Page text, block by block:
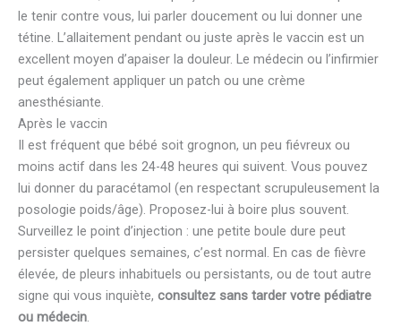
le tenir contre vous, lui parler doucement ou lui donner une
tétine. L’allaitement pendant ou juste après le vaccin est un
excellent moyen d’apaiser la douleur. Le médecin ou l’infirmier
peut également appliquer un patch ou une crème
anesthésiante.
Après le vaccin
Il est fréquent que bébé soit grognon, un peu fiévreux ou
moins actif dans les 24-48 heures qui suivent. Vous pouvez
lui donner du paracétamol (en respectant scrupuleusement la
posologie poids/âge). Proposez-lui à boire plus souvent.
Surveillez le point d’injection : une petite boule dure peut
persister quelques semaines, c’est normal. En cas de fièvre
élevée, de pleurs inhabituels ou persistants, ou de tout autre
signe qui vous inquiète, consultez sans tarder votre pédiatre
ou médecin.